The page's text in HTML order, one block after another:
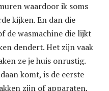
waardoor ik soms
kijken. En dan die
de wasmachine die lijkt
dendert. Het zijn vaak
ze je huis onrustig.
komt, is de eerste
zijn of apparaten,